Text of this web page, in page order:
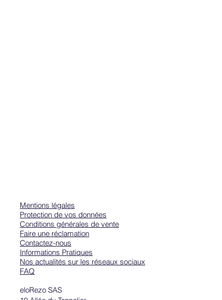
eloRezo SAS
Mentions légales
Protection de vos données
Conditions générales de vente
Faire une réclamation
Contactez-nous
Informations Pratiques
Nos actualités sur les réseaux sociaux
FAQ